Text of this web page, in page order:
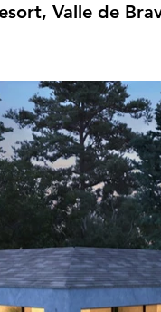
Valle de